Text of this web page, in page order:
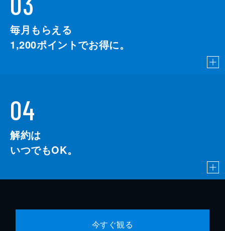
毎月もらえる
1,200ポイントでお得に。
04
解約は
いつでもOK。
今すぐ観る